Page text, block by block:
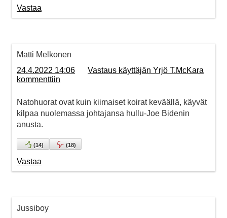
Vastaa
Matti Melkonen
24.4.2022 14:06
Vastaus käyttäjän Yrjö T.McKara
kommenttiin
Natohuorat ovat kuin kiimaiset koirat keväällä, käyvät
kilpaa nuolemassa johtajansa hullu-Joe Bidenin
anusta.
(14) (18)
Vastaa
Jussiboy